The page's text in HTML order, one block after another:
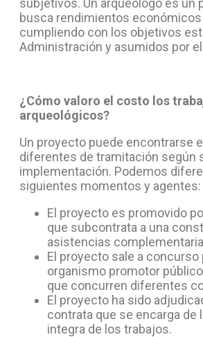
subjetivos. Un arqueólogo es un
busca rendimientos
cumpliendo con los objetivos
Administración y asumidos por
¿Cómo valoro el costo los
arqueológicos?
Un proyecto puede encontrarse
diferentes de tramitación según
implementación. Podemos
siguientes momentos y agentes:
El proyecto es promovido
que subcontrata a una
asistencias
El proyecto sale a concurso
organismo promotor público
que concurren diferentes
El proyecto ha sido
contrata que se encarga de
integra de los trabajos.